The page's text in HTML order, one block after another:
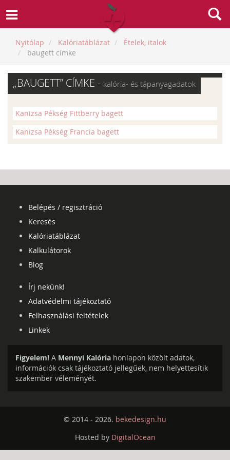
Nyitólap Kalóriatáblázat
Ételek, italok
baugett címke
„BAUGETT” CÍMKE - kalória- és tápanyagadatok
Kanizsa Pékség Fittberry bagett
Kanizsa Pékség Francia bagett
Belépés / regisztráció
Keresés
Kalóriatáblázat
Kalkulátorok
Blog
Írj nekünk!
Adatvédelmi tájékoztató
Felhasználási feltételek
Linkek
Figyelem! A Mennyi Kalória honlapon közölt adatok,
információk csak tájékoztató jellegűek, nem helyettesítik
szakember véleményét.
© 2014 - 2026. bekedesign.hu
Hosted by DigitalOcean